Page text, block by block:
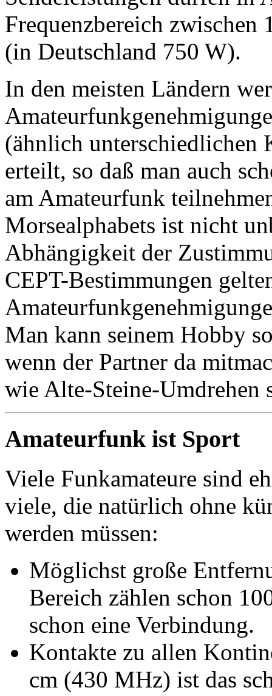
Frequenzbereich zwischen
(in Deutschland 750 W).
In den meisten Ländern
(ähnlich unterschiedlichen
erteilt, so daß man auch
am Amateurfunk
Morsealphabets ist nicht
Abhängigkeit der
CEPT-Bestimmungen
Man kann seinem Hobby
wenn der Partner da
wie Alte-Steine-Umdrehen
Amateurfunk ist Sport
Viele Funkamateure sind
viele, die natürlich ohne
werden müssen:
Möglichst große
Bereich zählen schon
schon eine Verbindung.
Kontakte zu allen
cm (430 MHz) ist das